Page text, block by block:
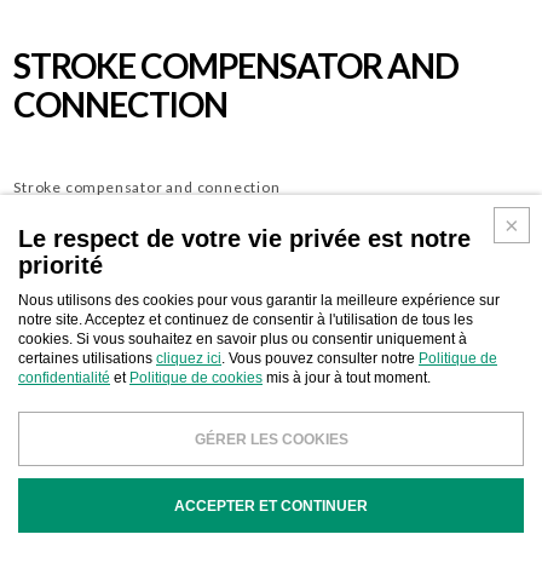
STROKE COMPENSATOR AND
CONNECTION
Stroke compensator and connection
CONTACT D'AFFAIRES Télécharger
Le respect de votre vie privée est notre
priorité
Nous utilisons des cookies pour vous garantir la meilleure expérience sur
notre site. Acceptez et continuez de consentir à l'utilisation de tous les
cookies. Si vous souhaitez en savoir plus ou consentir uniquement à
certaines utilisations cliquez ici. Vous pouvez consulter notre Politique de
confidentialité et Politique de cookies mis à jour à tout moment.
GÉRER LES COOKIES
ACCEPTER ET CONTINUER